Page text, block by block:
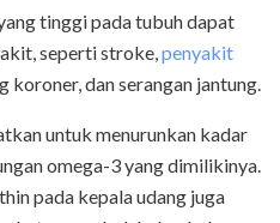
tinggi pada tubuh dapat
seperti stroke, penyakit
koroner, dan serangan jantung.
untuk menurunkan kadar
omega-3 yang dimilikinya.
pada kepala udang juga